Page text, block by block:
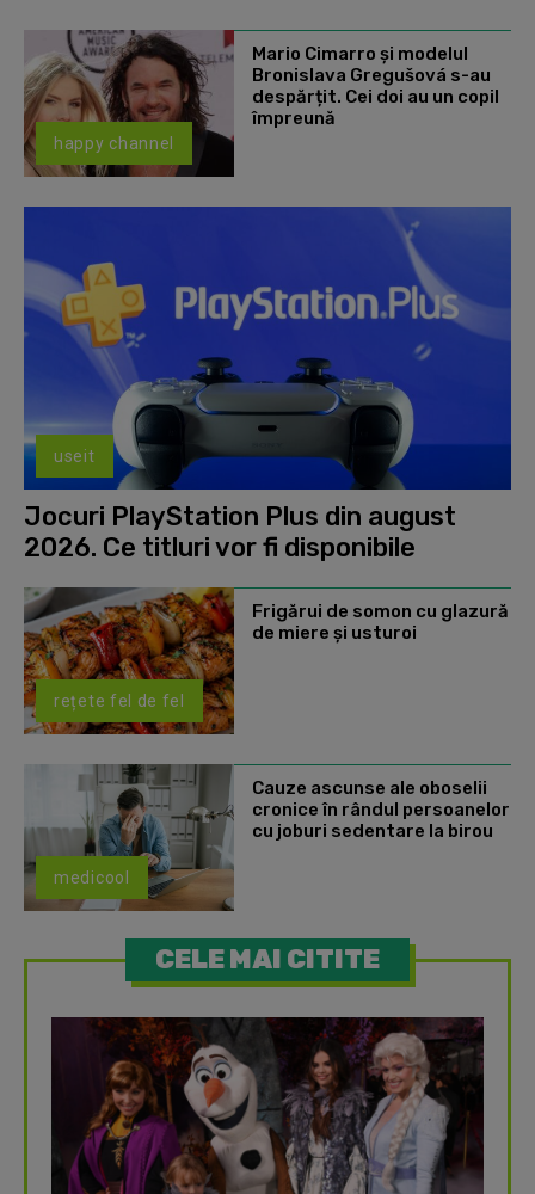
happy channel
Mario Cimarro și modelul
Bronislava Gregušová s-au
despărțit. Cei doi au un copil
împreună
useit
Jocuri PlayStation Plus din august
2026. Ce titluri vor fi disponibile
rețete fel de fel
Frigărui de somon cu glazură
de miere și usturoi
medicool
Cauze ascunse ale oboselii
cronice în rândul persoanelor
cu joburi sedentare la birou
CELE MAI CITITE